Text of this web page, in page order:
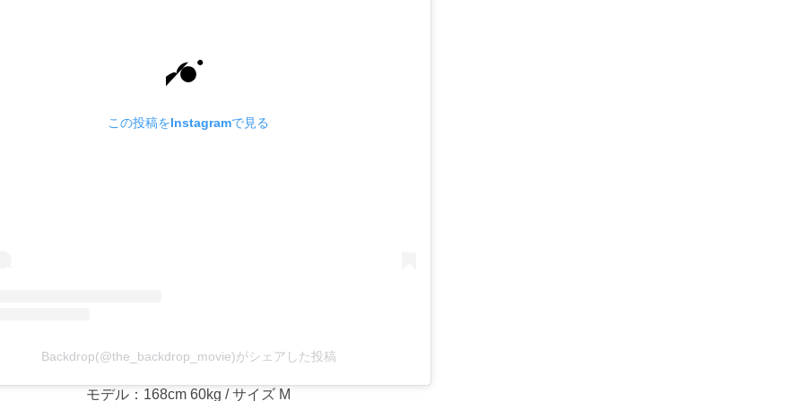
この投稿をInstagramで見る
Backdrop(@the_backdrop_movie)がシェアした投稿
モデル：168cm 60kg / サイズ M